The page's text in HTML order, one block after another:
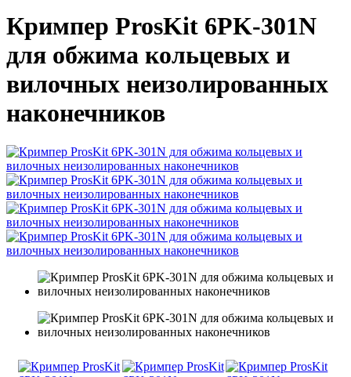
Кримпер ProsKit 6PK-301N
для обжима кольцевых и
вилочных неизолированных
наконечников